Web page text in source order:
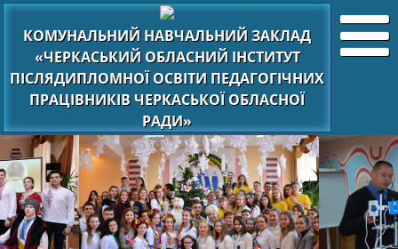
КОМУНАЛЬНИЙ НАВЧАЛЬНИЙ ЗАКЛАД
«ЧЕРКАСЬКИЙ ОБЛАСНИЙ ІНСТИТУТ
ПІСЛЯДИПЛОМНОЇ ОСВІТИ ПЕДАГОГІЧНИХ
ПРАЦІВНИКІВ ЧЕРКАСЬКОЇ ОБЛАСНОЇ
РАДИ»